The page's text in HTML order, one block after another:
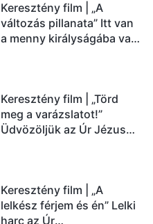
Keresztény film | „A
változás pillanata” Itt van
a menny királyságába való
Keresztény film | „Törd
meg a varázslatot!”
Üdvözöljük az Úr Jézus
Keresztény film | „A
lelkész férjem és én” Lelki
harc az Úr